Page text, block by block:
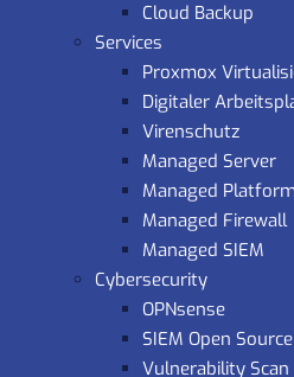
Cloud Backup
Services
Proxmox
Digitaler
Virenschutz
Managed Server
Managed
Managed Firewall
Managed SIEM
Cybersecurity
OPNsense
SIEM Open Source
Vulnerability Scan